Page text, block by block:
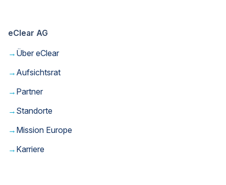
eClear AG
→ Über eClear
→ Aufsichtsrat
→ Partner
→ Standorte
→ Mission Europe
→ Karriere